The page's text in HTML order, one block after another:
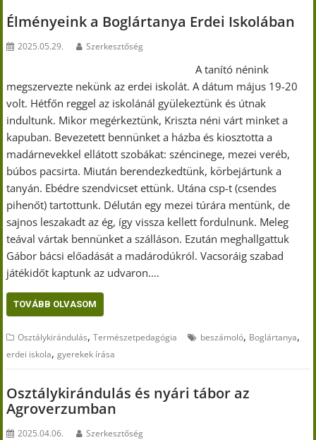
Élményeink a Boglártanya Erdei Iskolában
2025.05.29. Szerkesztőség
A tanító nénink
megszervezte nekünk az erdei iskolát. A dátum május 19-20
volt. Hétfőn reggel az iskolánál gyülekeztünk és útnak
indultunk. Mikor megérkeztünk, Kriszta néni várt minket a
kapuban. Bevezetett bennünket a házba és kiosztotta a
madárnevekkel ellátott szobákat: széncinege, mezei veréb,
búbos pacsirta. Miután berendezkedtünk, körbejártunk a
tanyán. Ebédre szendvicset ettünk. Utána csp-t (csendes
pihenőt) tartottunk. Délután egy mezei túrára mentünk, de
sajnos leszakadt az ég, így vissza kellett fordulnunk. Meleg
teával vártak bennünket a szálláson. Ezután meghallgattuk
Gábor bácsi előadását a madárodúkról. Vacsoráig szabad
játékidőt kaptunk az udvaron.…
TOVÁBB OLVASOM
Osztálykirándulás,Természetpedagógia beszámoló, Boglártanya,
erdei iskola,gyerekek írása
Osztálykirándulás és nyári tábor az
Agroverzumban
2025.04.06. Szerkesztőség